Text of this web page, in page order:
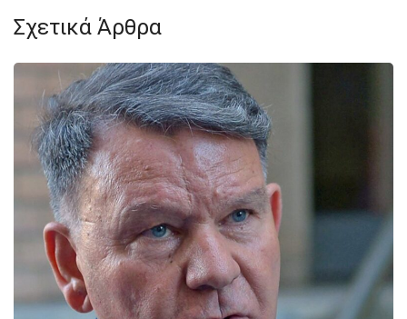
Σχετικά Άρθρα